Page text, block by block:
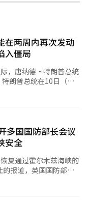
在两周内再次发动
入僵局
，唐纳德·特朗普总统
Full Measure）采访时
这也只是收尾工作，
：“不，我没有这样
朗普对美
遍认为谈判实际上已回
斗的可能性，使得围绕
‘代表’的回复，我对
多国国防部长会议
安全
复通过霍尔木兹海峡的
利与法国国防部长卡特